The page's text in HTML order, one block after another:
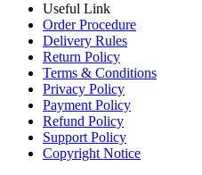
Useful Link
Order Procedure
Delivery Rules
Return Policy
Terms & Conditions
Privacy Policy
Payment Policy
Refund Policy
Support Policy
Copyright Notice